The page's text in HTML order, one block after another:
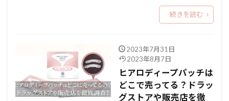
続きを読む
2023年7月31日
2023年8月7日
ヒアロディープパッチは
どこで売ってる？ドラッ
グストアや販売店を徹